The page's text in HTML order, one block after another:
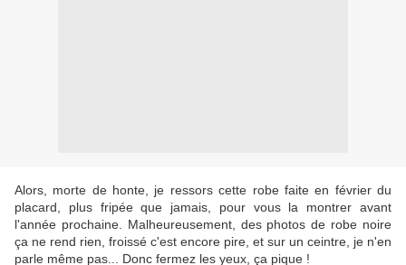
Alors, morte de honte, je ressors cette robe faite en février du
placard, plus fripée que jamais, pour vous la montrer avant
l'année prochaine. Malheureusement, des photos de robe noire
ça ne rend rien, froissé c'est encore pire, et sur un ceintre, je n'en
parle même pas... Donc fermez les yeux, ça pique !